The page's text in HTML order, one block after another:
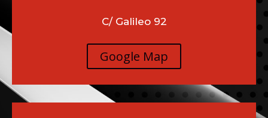
C/ Galileo 92
Google Map